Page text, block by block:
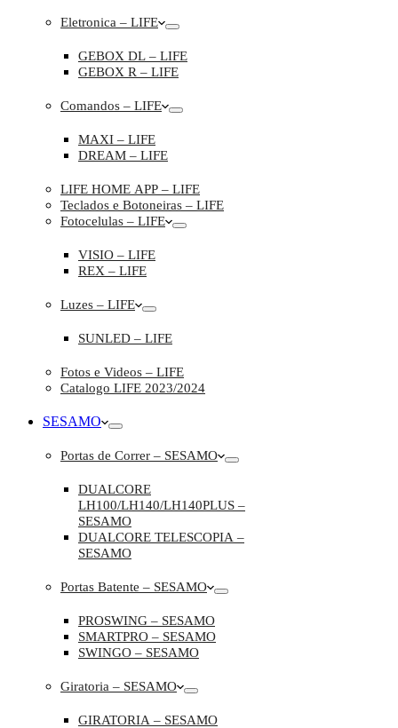
Eletronica – LIFE
GEBOX DL – LIFE
GEBOX R – LIFE
Comandos – LIFE
MAXI – LIFE
DREAM – LIFE
LIFE HOME APP – LIFE
Teclados e Botoneiras – LIFE
Fotocelulas – LIFE
VISIO – LIFE
REX – LIFE
Luzes – LIFE
SUNLED – LIFE
Fotos e Videos – LIFE
Catalogo LIFE 2023/2024
SESAMO
Portas de Correr – SESAMO
DUALCORE
LH100/LH140/LH140PLUS –
SESAMO
DUALCORE TELESCOPIA –
SESAMO
Portas Batente – SESAMO
PROSWING – SESAMO
SMARTPRO – SESAMO
SWINGO – SESAMO
Giratoria – SESAMO
GIRATORIA – SESAMO